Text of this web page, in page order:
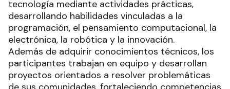
tecnología mediante actividades prácticas,
desarrollando habilidades vinculadas a la
programación, el pensamiento computacional, la
electrónica, la robótica y la innovación.
Además de adquirir conocimientos técnicos, los
participantes trabajan en equipo y desarrollan
proyectos orientados a resolver problemáticas